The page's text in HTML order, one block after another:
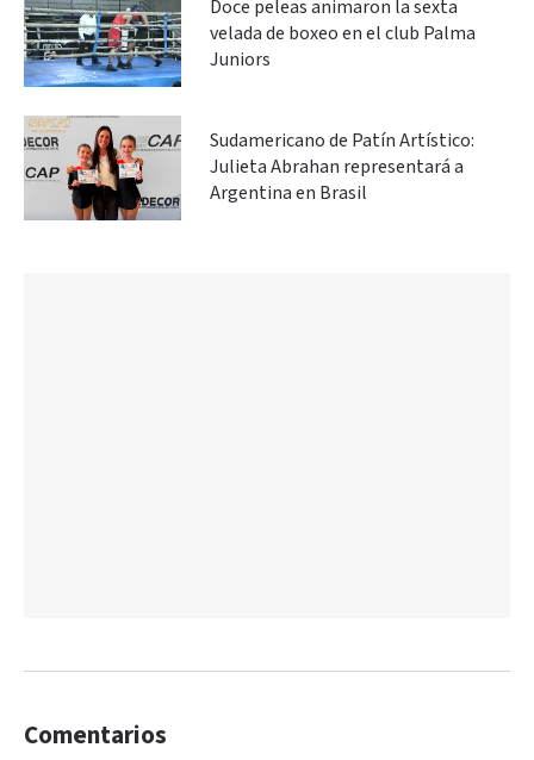
Doce peleas animaron la sexta
velada de boxeo en el club Palma
Juniors
Sudamericano de Patín Artístico:
Julieta Abrahan representará a
Argentina en Brasil
Comentarios